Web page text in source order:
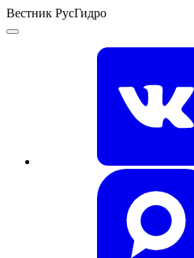
Вестник РусГидро